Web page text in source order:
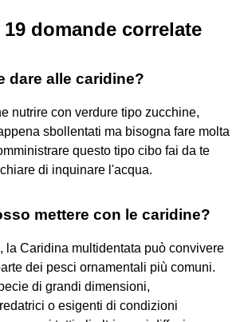
19 domande correlate
dare alle caridine?
nutrire con verdure tipo zucchine,
sbollentati ma bisogna fare molta
questo tipo cibo fai da te
di inquinare l'acqua.
mettere con le caridine?
la Caridina multidentata può convivere
dei pesci ornamentali più comuni.
di grandi dimensioni,
o esigenti di condizioni